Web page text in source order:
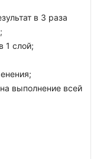
в 3 раза
1 слой;
выполнение всей